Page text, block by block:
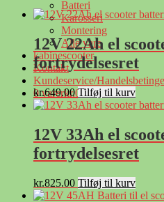
Batteri
Karosseri
Montering
Alle vare
kabinescooter
Kontakt
Kundeservice/
0 varerkr.0.00
12V 22Ah el
fortrydelsesret
kr.649.00 Tilføj til kurv
12V 33Ah el
fortrydelsesret
kr.825.00 Tilføj til kurv